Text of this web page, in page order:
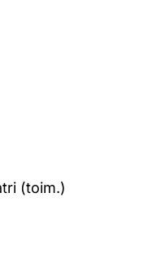
(toim.)